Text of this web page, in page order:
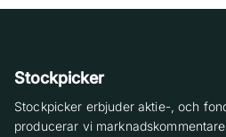
Stockpicker
Stockpicker erbjuder aktie-, och
producerar vi